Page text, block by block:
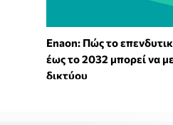
Enaon: Πώς το
έως το 2032 μπορεί να
δικτύου